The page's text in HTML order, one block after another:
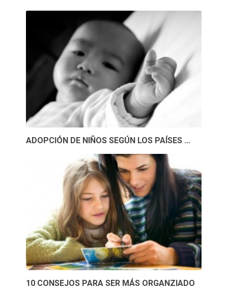
ADOPCIÓN DE NIÑOS SEGÚN LOS PAÍSES …
10 CONSEJOS PARA SER MÁS ORGANZIADO